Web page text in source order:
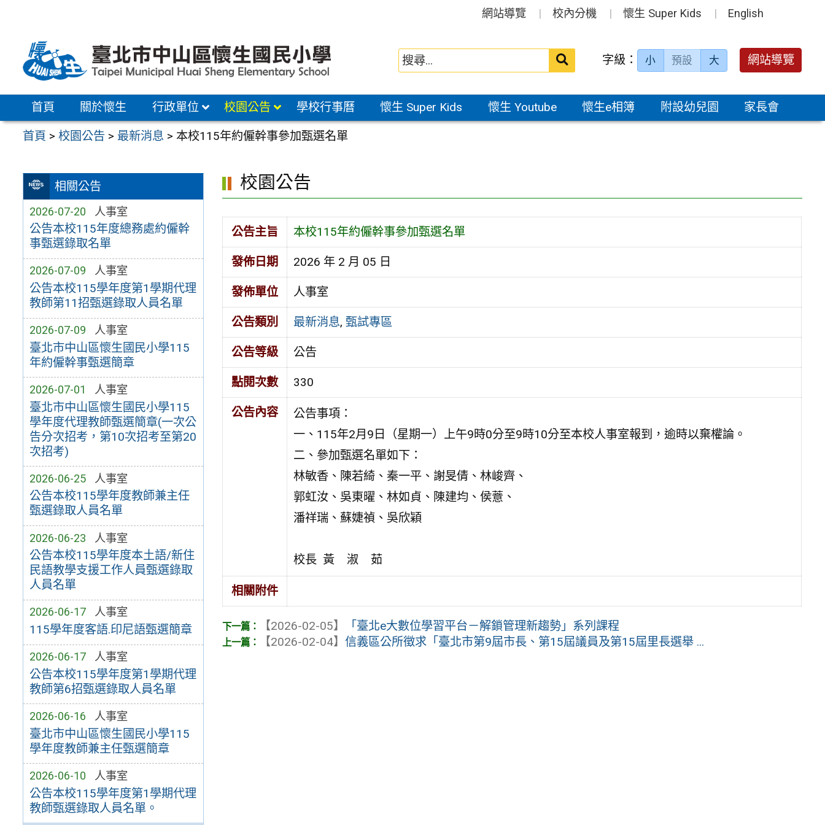
區
網站導覽 校內分機 懷生 Super Kids English
送出 字級： 小 預設 大 網站導覽
首頁 關於懷生 行政單位 校園公告 學校行事曆 懷生 Super Kids 懷生 Youtube 懷生e相簿 附設幼兒園 家長會
首頁 >校園公告 > 最新消息 > 本校115年約僱幹事參加甄選名單
相關公告
2026-07-20 人事室
公告本校115年度總務處約僱幹
事甄選錄取名單
2026-07-09 人事室
公告本校115學年度第1學期代理
教師第11招甄選錄取人員名單
2026-07-09 人事室
臺北市中山區懷生國民小學115
年約僱幹事甄選簡章
2026-07-01 人事室
臺北市中山區懷生國民小學115
學年度代理教師甄選簡章(一次公
告分次招考，第10次招考至第20
次招考)
2026-06-25 人事室
公告本校115學年度教師兼主任
甄選錄取人員名單
2026-06-23 人事室
公告本校115學年度本土語/新住
民語教學支援工作人員甄選錄取
人員名單
2026-06-17 人事室
115學年度客語.印尼語甄選簡章
2026-06-17 人事室
公告本校115學年度第1學期代理
教師第6招甄選錄取人員名單
2026-06-16 人事室
臺北市中山區懷生國民小學115
學年度教師兼主任甄選簡章
2026-06-10 人事室
公告本校115學年度第1學期代理
教師甄選錄取人員名單。
校園公告
公告主旨 本校115年約僱幹事參加甄選名單
發佈日期 2026 年 2 月 05 日
發佈單位 人事室
公告類別 最新消息, 甄試專區
公告等級 公告
點閱次數 330
公告內容
公告事項：
一、115年2月9日（星期一）上午9時0分至9時10分至本校人事室報到，逾時以棄權論。
二、參加甄選名單如下：
林敏香、陳若綺、秦一平、謝旻倩、林峻齊、
郭虹汝、吳東曜、林如貞、陳建均、侯薏、
潘祥瑞、蘇婕禎、吳欣穎
校長 黃 淑 茹
相關附件
【2026-02-05】
「臺北e大數位學習平台－解鎖管理新趨勢」系列課程
【2026-02-04】信義區公所徵求「臺北市第9屆市長、第15屆議員及第15屆里長選舉 ...